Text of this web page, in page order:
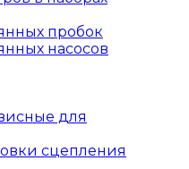
пробок
насосов
для
сцепления